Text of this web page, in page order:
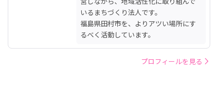
いるまちづくり法人です。
福島県田村市を、よりアツい場所にす
るべく活動しています。
プロフィールを見る